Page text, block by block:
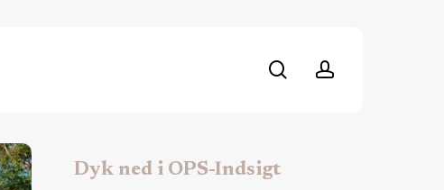
searchaccount
Dyk ned i OPS-Indsigt